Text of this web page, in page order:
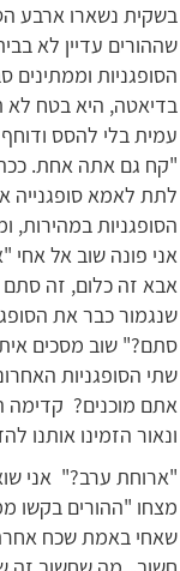
בשקית נשארו ארבע
שההורים עדיין לא
הסופגניות
בדיאטה, היא בטח לא
עמית בלי להסס
"קח גם אתה אחת. ככה
לתת לאמא סופגנייה
הסופגניות במהירות,
אני פונה שוב אל אחי
אבא זה כלום, זה סתם
שנגמור כבר את
סתם?" שוב מסכים
שתי הסופגניות
אתם מוכנים? קדימה
ונאור הזמינו אותנו
"ארוחת ערב?" אני
מצחו "ההורים בקשו
שאחי באמת שכח